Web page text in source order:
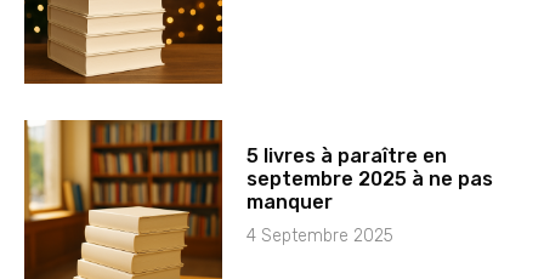
5 livres à paraître en
septembre 2025 à ne pas
manquer
4 Septembre 2025